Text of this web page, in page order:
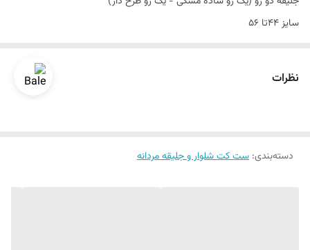
جلیقه
سایز 44تا 56
یک الی دو درجه تفاوت رنگ درنظر گرفته شود
نظرات
دسته‌بندی: ست کت شلوار و جلیقه مردانه